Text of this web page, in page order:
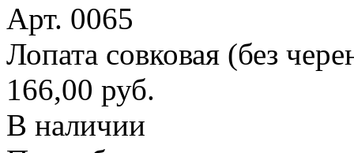
Арт. 0065
Лопата совковая (без
166,00 руб.
В наличии